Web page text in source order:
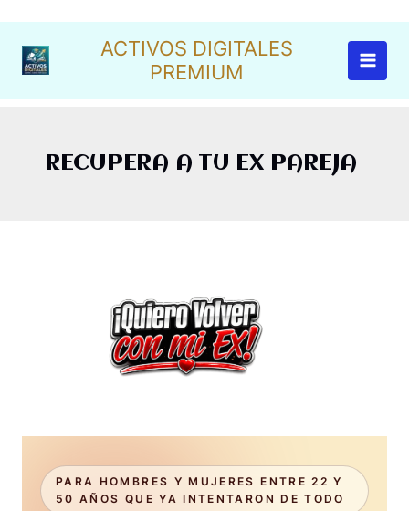
contenido
ACTIVOS DIGITALES
PREMIUM
RECUPERA A TU EX PAREJA
PARA HOMBRES Y MUJERES ENTRE 22 Y
50 AÑOS QUE YA INTENTARON DE TODO